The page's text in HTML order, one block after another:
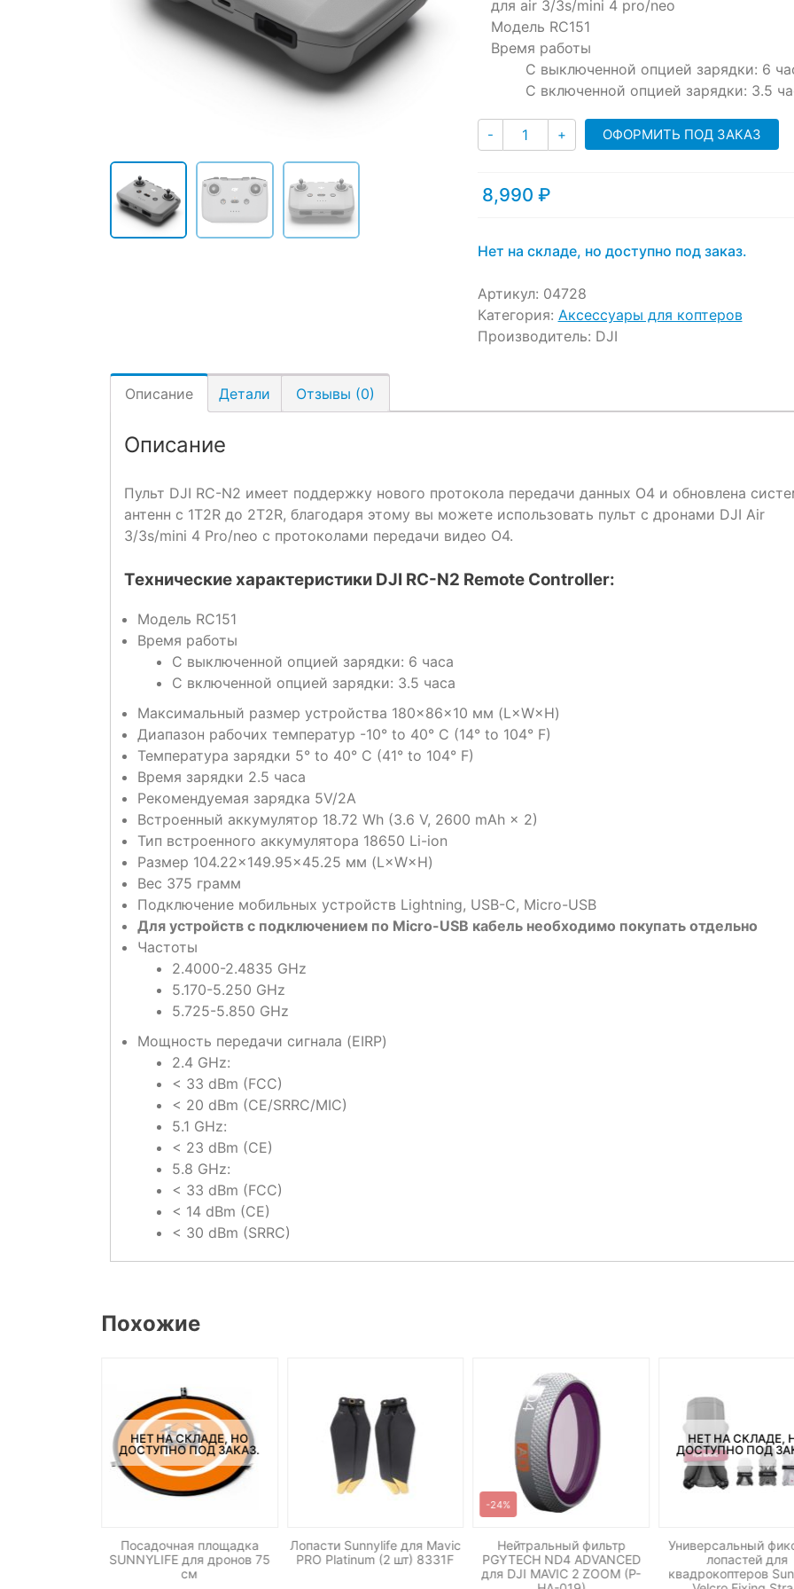
для air 3/3s/mini 4 pro/neo
Модель RC151
Время работы
С выключенной опцией зарядки: 6
С включенной опцией зарядки: 3.5
- Количество
+ ОФОРМИТЬ ПОД ЗАКАЗ
8,990 ₽
Нет на складе, но доступно под заказ.
Артикул: 04728
Категория: Аксессуары для коптеров
Производитель: DJI
Описание Детали Отзывы (0)
Описание
Пульт DJI RC-N2 имеет поддержку нового протокола передачи данных O4 и обновлена
антенн с 1T2R до 2T2R, благодаря этому вы можете использовать пульт с дронами DJI Air
3/3s/mini 4 Pro/neo с протоколами передачи видео O4.
Технические характеристики DJI RC-N2 Remote Controller:
Модель RC151
Время работы
С выключенной опцией зарядки: 6 часа
С включенной опцией зарядки: 3.5 часа
Максимальный размер устройства 180×86×10 мм (L×W×H)
Диапазон рабочих температур -10° to 40° C (14° to 104° F)
Температура зарядки 5° to 40° C (41° to 104° F)
Время зарядки 2.5 часа
Рекомендуемая зарядка 5V/2A
Встроенный аккумулятор 18.72 Wh (3.6 V, 2600 mAh × 2)
Тип встроенного аккумулятора 18650 Li-ion
Размер 104.22×149.95×45.25 мм (L×W×H)
Вес 375 грамм
Подключение мобильных устройств Lightning, USB-C, Micro-USB
Для устройств с подключением по Micro-USB кабель необходимо покупать отдельно
Частоты
2.4000-2.4835 GHz
5.170-5.250 GHz
5.725-5.850 GHz
Мощность передачи сигнала (EIRP)
2.4 GHz:
< 33 dBm (FCC)
< 20 dBm (CE/SRRC/MIC)
5.1 GHz:
< 23 dBm (CE)
5.8 GHz:
< 33 dBm (FCC)
< 14 dBm (CE)
< 30 dBm (SRRC)
Похожие
НЕТ НА СКЛАДЕ, НО
ДОСТУПНО ПОД ЗАКАЗ.
Посадочная площадка
SUNNYLIFE для дронов 75
см
Лопасти Sunnylife для Mavic
PRO Platinum (2 шт) 8331F
-24%
Нейтральный фильтр
PGYTECH ND4 ADVANCED
для DJI MAVIC 2 ZOOM (P-
НЕТ НА СКЛАДЕ,
ДОСТУПНО ПОД
Универсальный
лопастей для
квадрокоптеров